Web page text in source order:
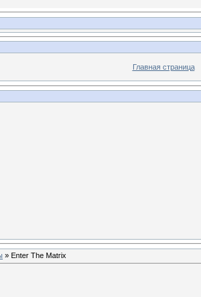
Главная страница
» Enter The Matrix